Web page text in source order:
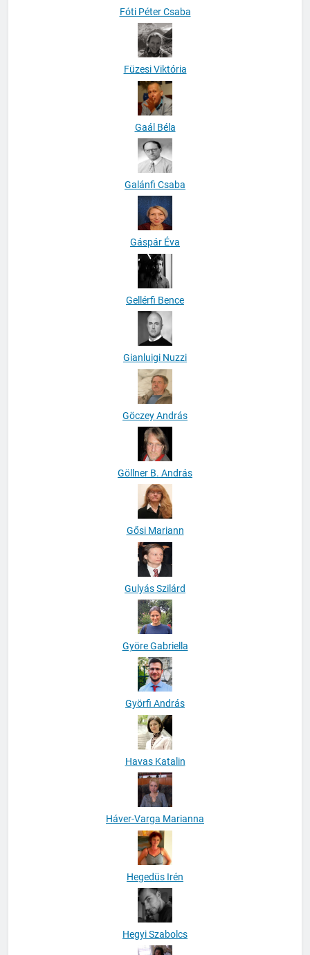
Fóti Péter Csaba
Füzesi Viktória
Gaál Béla
Galánfi Csaba
Gáspár Éva
Gellérfi Bence
Gianluigi Nuzzi
Göczey András
Göllner B. András
Gősi Mariann
Gulyás Szilárd
Györe Gabriella
Györfi András
Havas Katalin
Háver-Varga Marianna
Hegedüs Irén
Hegyi Szabolcs